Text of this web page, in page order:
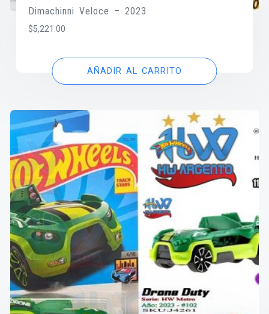
Dimachinni Veloce – 2023
$5,221.00
AÑADIR AL CARRITO